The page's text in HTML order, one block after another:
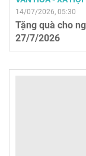
14/07/2026, 05:30
Tặng quà cho
27/7/2026